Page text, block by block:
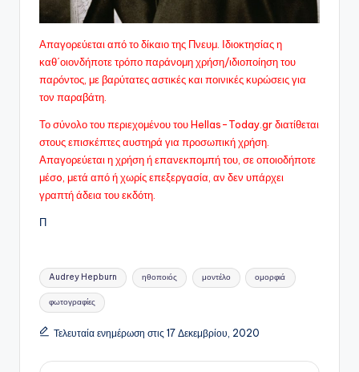
Απαγορεύεται από το δίκαιο της Πνευμ. Ιδιοκτησίας η
καθ΄οιονδήποτε τρόπο παράνομη χρήση/ιδιοποίηση του
παρόντος, με βαρύτατες αστικές και ποινικές κυρώσεις για
τον παραβάτη.
Το σύνολο του περιεχομένου του Hellas-Today.gr διατίθεται
στους επισκέπτες αυστηρά για προσωπική χρήση.
Απαγορεύεται η χρήση ή επανεκπομπή του, σε οποιοδήποτε
μέσo, μετά από ή χωρίς επεξεργασία, αν δεν υπάρχει
γραπτή άδεια του εκδότη.
Π
Ετικέτες:
Audrey Hepburn ηθοποιός μοντέλο ομορφιά
φωτογραφίες
Τελευταία ενημέρωση στις 17 Δεκεμβρίου, 2020